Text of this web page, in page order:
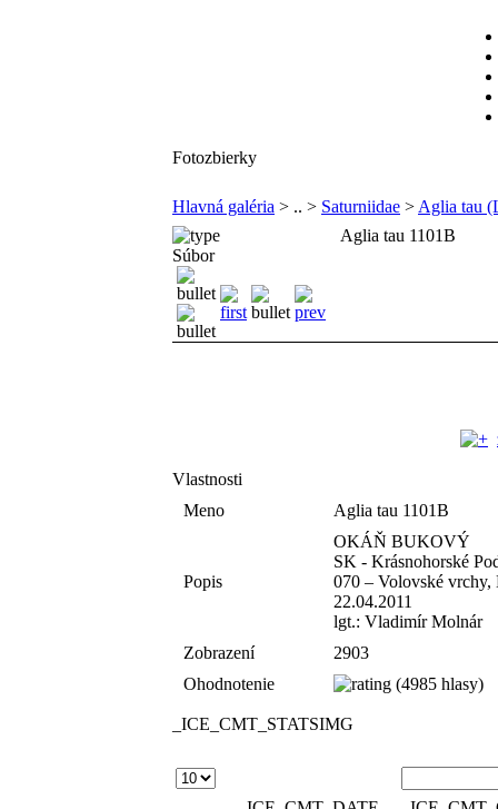
Fotozbierky
Hlavná galéria > .. > Saturniidae > Aglia tau
Aglia tau 1101B
Súbor
Vlastnosti
Meno
Aglia tau 1101B
Popis
OKÁŇ BUKOVÝ
SK - Krásnohorské
070 – Volovské
22.04.2011
lgt.: Vladimír Molnár
Zobrazení
2903
Ohodnotenie
(4985 hlasy)
_ICE_CMT_STATSIMG